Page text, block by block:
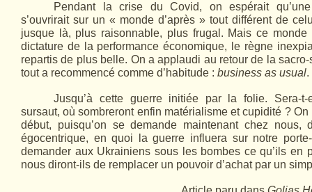
Pendant la crise du Covid, on espérait
s’ouvrirait sur un « monde d’après » tout différent de
jusque là, plus raisonnable, plus frugal. Mais ce monde
dictature de la performance économique, le règne
repartis de plus belle. On a applaudi au retour de la
tout a recommencé comme d’habitude : business as usual.
Jusqu’à cette guerre initiée par la folie. Sera-t-
sursaut, où sombreront enfin matérialisme et cupidité ? On
début, puisqu’on se demande maintenant chez nous,
égocentrique, en quoi la guerre influera sur notre
demander aux Ukrainiens sous les bombes ce qu’ils en
nous diront-ils de remplacer un pouvoir d’achat par un